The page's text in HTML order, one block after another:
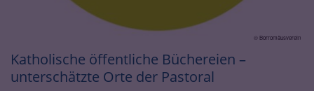
© Borromäusverein
Katholische öffentliche Büchereien –
unterschätzte Orte der Pastoral